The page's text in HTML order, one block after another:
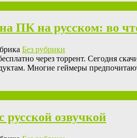
ПК на русском: во
Без рубрики
через торрент. Сегодня
Многие геймеры
озвучкой